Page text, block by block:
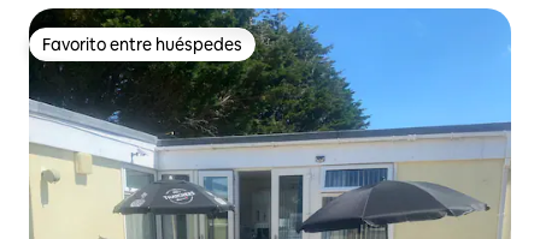
Favorito entre huéspedes
Favorito entre huéspedes